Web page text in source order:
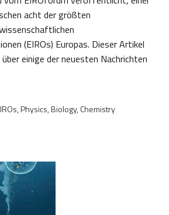
acht der größten
(EIROs) Europas. Dieser Artikel
einige der neuesten Nachrichten
Physics, Biology, Chemistry